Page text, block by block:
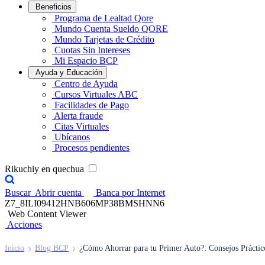
Beneficios
Programa de Lealtad Qore
Mundo Cuenta Sueldo QORE
Mundo Tarjetas de Crédito
Cuotas Sin Intereses
Mi Espacio BCP
Ayuda y Educación
Centro de Ayuda
Cursos Virtuales ABC
Facilidades de Pago
Alerta fraude
Citas Virtuales
Ubícanos
Procesos pendientes
Rikuchiy en quechua
Buscar Abrir cuenta
Banca por Internet
Z7_8ILI09412HNB606MP38BMSHNN6
Web Content Viewer
Acciones
Inicio Blog BCP ¿Cómo Ahorrar para tu Primer Auto?: Consejos